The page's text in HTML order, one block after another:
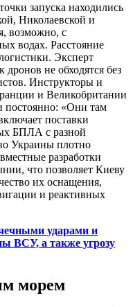
запуска находились
Николаевской и
возможно, с
водах. Расстояние
Эксперт
дронов не обходятся без
Инструкторы и
и Великобритании
постоянно: «Они там
поставки
БПЛА с разной
Украины плотно
разработки
что позволяет Киеву
их оснащения,
и реактивных
ударами и
ВСУ, а также угрозу
морем